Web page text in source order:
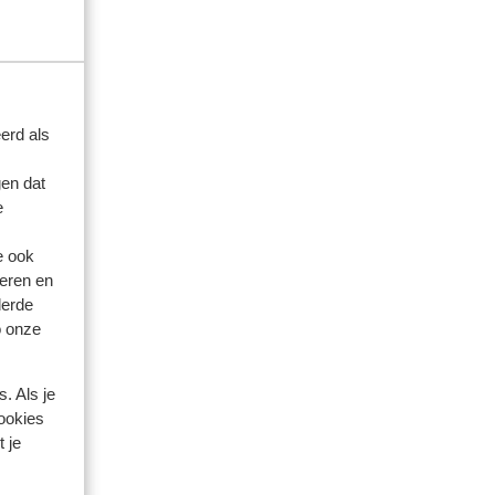
als
dat
ook
en
onze
Als je
je